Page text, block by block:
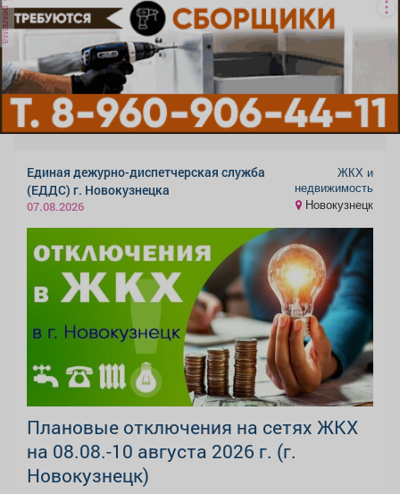
реклама
Единая дежурно-диспетчерская служба
(ЕДДС) г. Новокузнецка
07.08.2026
ЖКХ и
недвижимость
Новокузнецк
Плановые отключения на сетях ЖКХ
на 08.08.-10 августа 2026 г. (г.
Новокузнецк)